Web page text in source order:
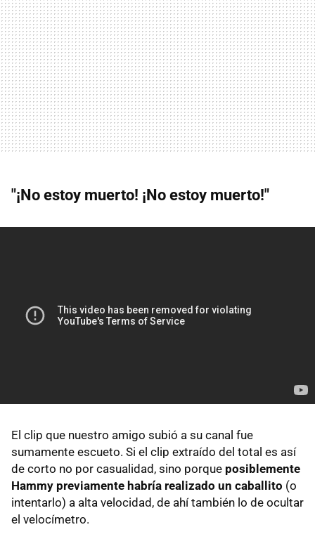
"¡No estoy muerto! ¡No estoy muerto!"
El clip que nuestro amigo subió a su canal fue
sumamente escueto. Si el clip extraído del total es así
de corto no por casualidad, sino porque posiblemente
Hammy previamente habría realizado un caballito (o
intentarlo) a alta velocidad, de ahí también lo de ocultar
el velocímetro.